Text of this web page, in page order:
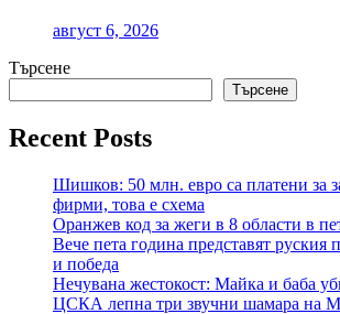
август 6, 2026
Търсене
Търсене
Recent Posts
Шишков: 50 млн. евро са платени за
фирми, това е схема
Оранжев код за жеги в 8 области в
Вече пета година представят руския
и победа
Нечувана жестокост: Майка и баба
ЦСКА лепна три звучни шамара на